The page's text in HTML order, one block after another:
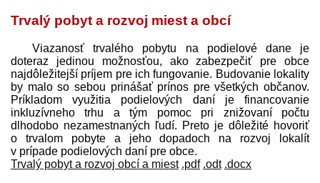
Trvalý pobyt a rozvoj miest a obcí
Viazanosť trvalého pobytu na podielové dane je
doteraz jedinou možnosťou, ako zabezpečiť pre obce
najdôležitejší príjem pre ich fungovanie. Budovanie lokality
by malo so sebou prinášať prínos pre všetkých občanov.
Príkladom využitia podielových daní je financovanie
inkluzívneho trhu a tým pomoc pri znižovaní počtu
dlhodobo nezamestnaných ľudí. Preto je dôležité hovoriť
o trvalom pobyte a jeho dopadoch na rozvoj lokalít
v prípade podielových daní pre obce.
Trvalý pobyt a rozvoj obcí a miest .pdf .odt .docx